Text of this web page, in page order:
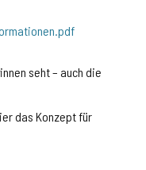
innen seht – auch die
das Konzept für